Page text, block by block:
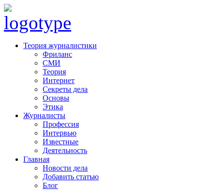
Теория журналистики
Фриланс
СМИ
Теория
Интернет
Секреты дела
Основы
Этика
Журналисты
Профессия
Интервью
Известные
Деятельность
Главная
Новости дела
Добавить статью
Блог